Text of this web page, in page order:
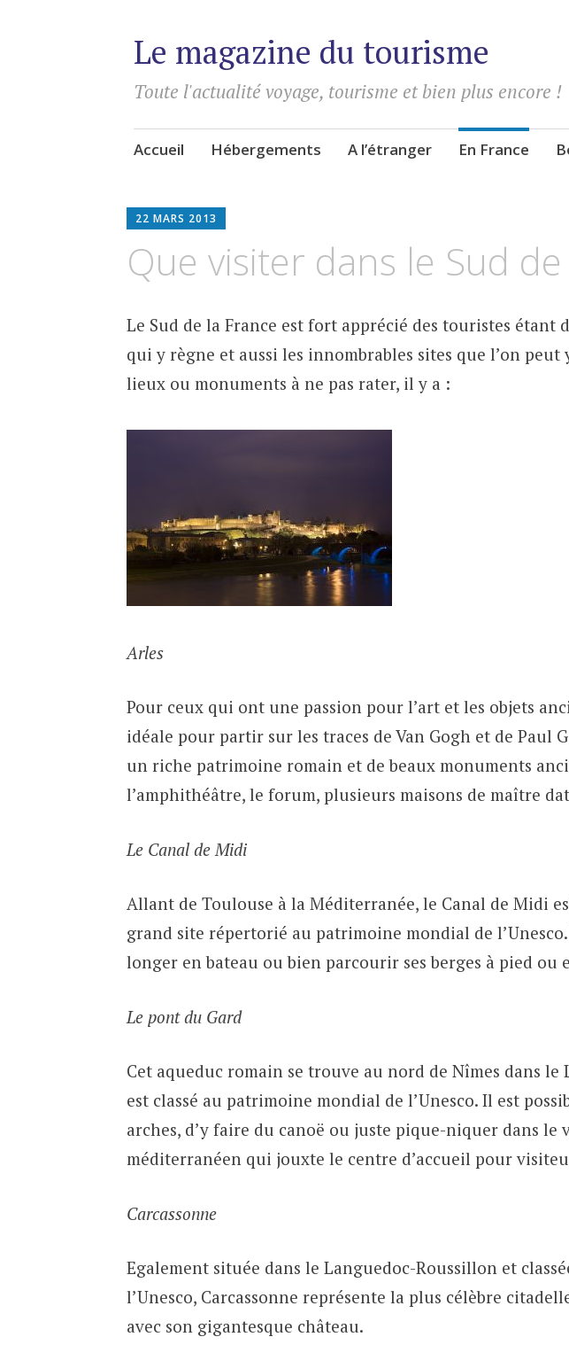
Le magazine du tourisme
Toute l'actualité voyage, tourisme et bien plus encore !
Aller
principal
Accueil Hébergements A l’étranger En France
22 MARS 2013
Que visiter dans le Sud
Le Sud de la France est fort apprécié des touristes étant
qui y règne et aussi les innombrables sites que l’on peut
lieux ou monuments à ne pas rater, il y a :
Arles
Pour ceux qui ont une passion pour l’art et les objets
idéale pour partir sur les traces de Van Gogh et de Paul
un riche patrimoine romain et de beaux monuments
l’amphithéâtre, le forum, plusieurs maisons de maître
Le Canal de Midi
Allant de Toulouse à la Méditerranée, le Canal de Midi
grand site répertorié au patrimoine mondial de
longer en bateau ou bien parcourir ses berges à pied ou
Le pont du Gard
Cet aqueduc romain se trouve au nord de Nîmes dans
est classé au patrimoine mondial de l’Unesco. Il est
arches, d’y faire du canoë ou juste pique-niquer dans le
méditerranéen qui jouxte le centre d’accueil pour
Carcassonne
Egalement située dans le Languedoc-Roussillon et
l’Unesco, Carcassonne représente la plus célèbre
avec son gigantesque château.